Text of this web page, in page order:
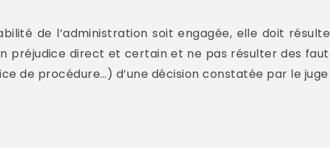
de l’administration soit engagée, elle doit
préjudice direct et certain et ne pas résulter des
de procédure…) d’une décision constatée par le